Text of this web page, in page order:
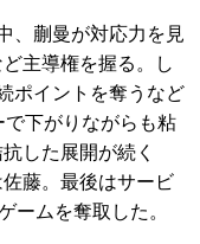
、蒯曼が対応力を見
主導権を握る。し
ポイントを奪うなど
下がりながらも粘
した展開が続く
藤。最後はサービ
ムを奪取した。